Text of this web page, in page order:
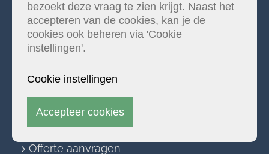
SNELLE LINKS
Vloeren
Houtsoorten en legwijzen
Offerte aanvragen
bezoekt deze vraag te zien krijgt. Naast het
accepteren van de cookies, kan je de
cookies ook beheren via 'Cookie
instellingen'.
Accepteer cookies
Cookie instellingen